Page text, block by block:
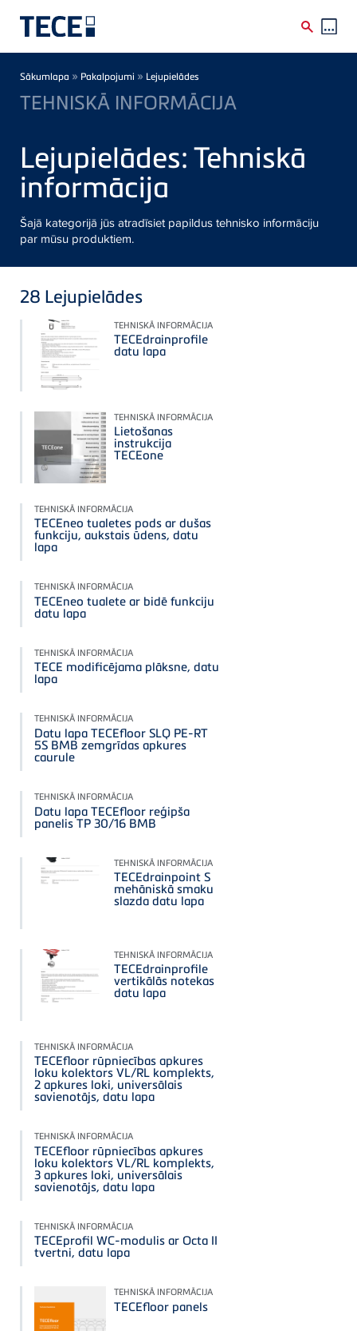
Breadcrumb
Sākumlapa » Pakalpojumi » Lejupielādes
TEHNISKĀ INFORMĀCIJA
Lejupielādes: Tehniskā
informācija
Šajā kategorijā jūs atradīsiet papildus tehnisko informāciju
par mūsu produktiem.
28 Lejupielādes
TEHNISKĀ INFORMĀCIJA
TECEdrainprofile
datu lapa
TEHNISKĀ INFORMĀCIJA
Lietošanas
instrukcija
TECEone
TEHNISKĀ INFORMĀCIJA
TECEneo tualetes pods ar dušas
funkciju, aukstais ūdens, datu
lapa
TEHNISKĀ INFORMĀCIJA
TECEneo tualete ar bidē funkciju
datu lapa
TEHNISKĀ INFORMĀCIJA
TECE modificējama plāksne, datu
lapa
TEHNISKĀ INFORMĀCIJA
Datu lapa TECEfloor SLQ PE-RT
5S BMB zemgrīdas apkures
caurule
TEHNISKĀ INFORMĀCIJA
Datu lapa TECEfloor reģipša
panelis TP 30/16 BMB
TEHNISKĀ INFORMĀCIJA
TECEdrainpoint S
mehāniskā smaku
slazda datu lapa
TEHNISKĀ INFORMĀCIJA
TECEdrainprofile
vertikālās notekas
datu lapa
TEHNISKĀ INFORMĀCIJA
TECEfloor rūpniecības apkures
loku kolektors VL/RL komplekts,
2 apkures loki, universālais
savienotājs, datu lapa
TEHNISKĀ INFORMĀCIJA
TECEfloor rūpniecības apkures
loku kolektors VL/RL komplekts,
3 apkures loki, universālais
savienotājs, datu lapa
TEHNISKĀ INFORMĀCIJA
TECEprofil WC-modulis ar Octa II
tvertni, datu lapa
TEHNISKĀ INFORMĀCIJA
TECEfloor panels